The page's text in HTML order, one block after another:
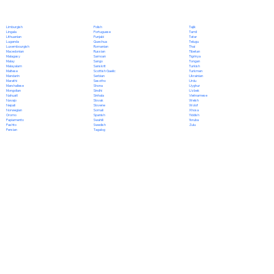
Limburgish
Lingala
Lithuanian
Luganda
Luxembourgish
Macedonian
Malagasy
Malay
Malayalam
Maltese
Mandarin
Marathi
Marshallese
Mongolian
Nahuatl
Navajo
Nepali
Norwegian
Oromo
Papiamento
Pashto
Persian
Polish
Portuguese
Punjabi
Quechua
Romanian
Russian
Samoan
Sango
Sanskrit
Scottish Gaelic
Serbian
Sesotho
Shona
Sindhi
Sinhala
Slovak
Slovene
Somali
Spanish
Swahili
Swedish
Tagalog
Tajik
Tamil
Tatar
Telugu
Thai
Tibetan
Tigrinya
Tongan
Turkish
Turkmen
Ukrainian
Urdu
Uyghur
Uzbek
Vietnamese
Welsh
Wolof
Xhosa
Yiddish
Yoruba
Zulu